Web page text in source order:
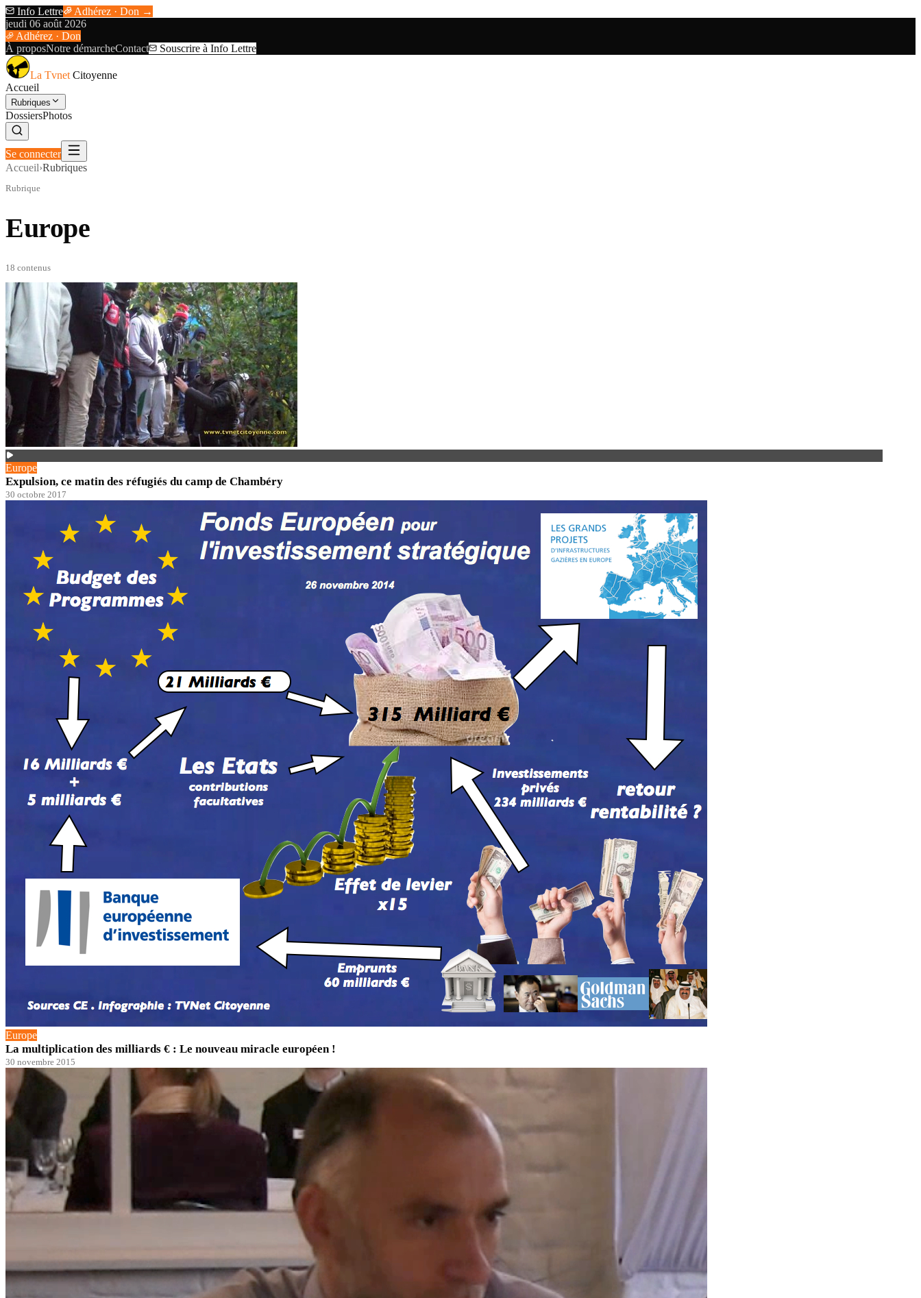
Info Lettre
Adhérez · Don →
jeudi 06 août 2026
Adhérez · Don
À proposNotre démarcheContact Souscrire à Info Lettre
La Tvnet Citoyenne
Accueil
Rubriques
DossiersPhotos
Se connecter
Accueil›Rubriques
Rubrique
Europe
18 contenus
Europe
Expulsion, ce matin des réfugiés du camp de Chambéry
30 octobre 2017
Europe
La multiplication des milliards € : Le nouveau miracle européen !
30 novembre 2015